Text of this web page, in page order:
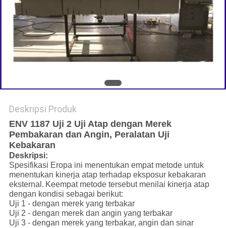
Deskripsi Produk
ENV 1187 Uji 2 Uji Atap dengan Merek
Pembakaran dan Angin, Peralatan Uji
Kebakaran
Deskripsi:
Spesifikasi Eropa ini menentukan empat metode untuk
menentukan kinerja atap terhadap eksposur kebakaran
eksternal. Keempat metode tersebut menilai kinerja atap
dengan kondisi sebagai berikut:
Uji 1 - dengan merek yang terbakar
Uji 2 - dengan merek dan angin yang terbakar
Uji 3 - dengan merek yang terbakar, angin dan sinar